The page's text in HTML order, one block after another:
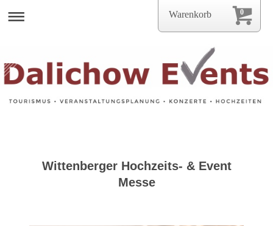
Wittenberger Hochzeits- & Event
Messe
0
Warenkorb